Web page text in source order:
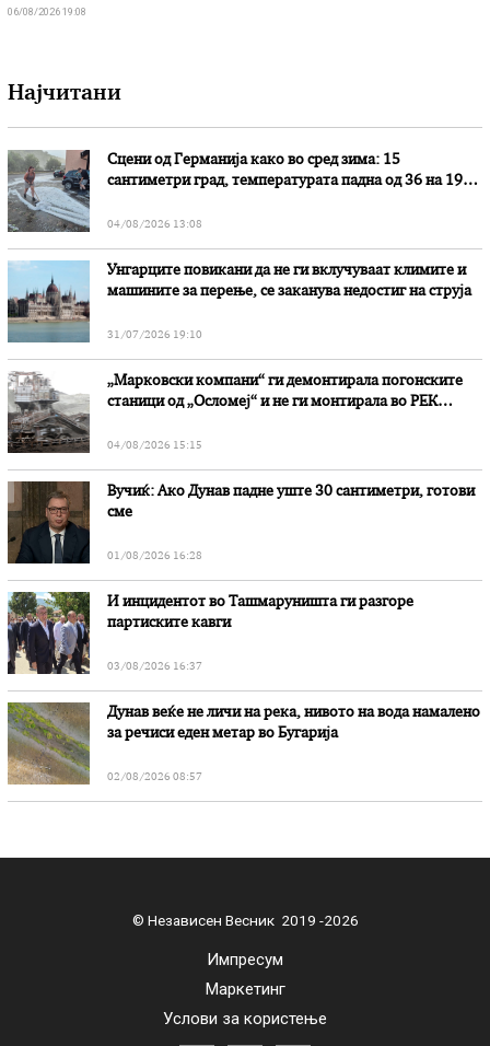
06/08/2026 19:08
Најчитани
Сцени од Германија како во сред зима: 15
сантиметри град, температурата падна од 36 на 19
04/08/2026 13:08
Унгарците повикани да не ги вклучуваат климите и
машините за перење, се заканува недостиг на струја
31/07/2026 19:10
„Марковски компани“ ги демонтирала погонските
станици од „Осломеј“ и не ги монтирала во РЕК
04/08/2026 15:15
Вучиќ: Ако Дунав падне уште 30 сантиметри, готови
сме
01/08/2026 16:28
И инцидентот во Ташмаруништa ги разгоре
партиските кавги
03/08/2026 16:37
Дунав веќе не личи на река, нивото на вода намалено
за речиси еден метар во Бугарија
02/08/2026 08:57
© Независен Весник 2019 -2026
Импресум
Маркетинг
Услови за користење